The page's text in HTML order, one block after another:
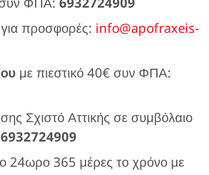
προσφορές: info@apofraxeis-
με πιεστικό 40€ συν ΦΠΑ:
Σχιστό Αττικής σε συμβόλαιο
6932724909
24ωρο 365 μέρες το χρόνο με